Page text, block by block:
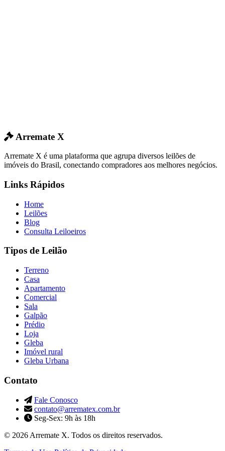
Arremate X
Arremate X é uma plataforma que agrupa diversos leilões de
imóveis do Brasil, conectando compradores aos melhores negócios.
Links Rápidos
Home
Leilões
Blog
Consulta Leiloeiros
Tipos de Leilão
Terreno
Casa
Apartamento
Comercial
Sala
Galpão
Prédio
Loja
Gleba
Imóvel rural
Gleba Urbana
Contato
Fale Conosco
contato@arrematex.com.br
Seg-Sex: 9h às 18h
© 2026 Arremate X. Todos os direitos reservados.